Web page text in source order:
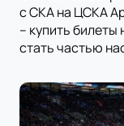
с СКА на ЦСКА
– купить
стать частью